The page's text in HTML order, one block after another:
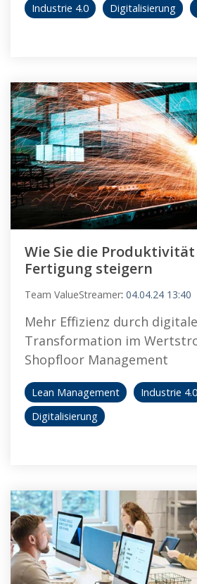
Industrie 4.0
Digitalisierung
Wie Sie die
Fertigung steigern
Team ValueStreamer: 04.04.24 13:40
Mehr Effizienz durch digitale
Transformation im
Shopfloor Management
Lean Management
Industrie 4.0
Digitalisierung